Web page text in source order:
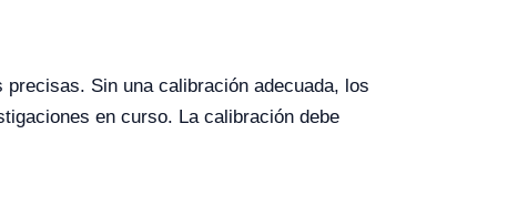
Sin una calibración adecuada, los
en curso. La calibración debe